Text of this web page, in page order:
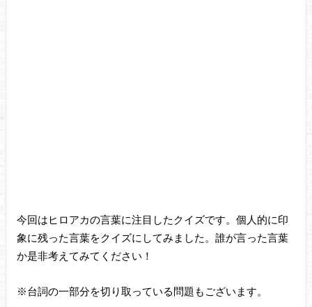
今回はヒロアカの言葉に注目したクイズです。個人的に印
象に残った言葉をクイズにしてみました。誰が言った言葉
か是非考えてみてください！
※台詞の一部分を切り取っている問題もございます。